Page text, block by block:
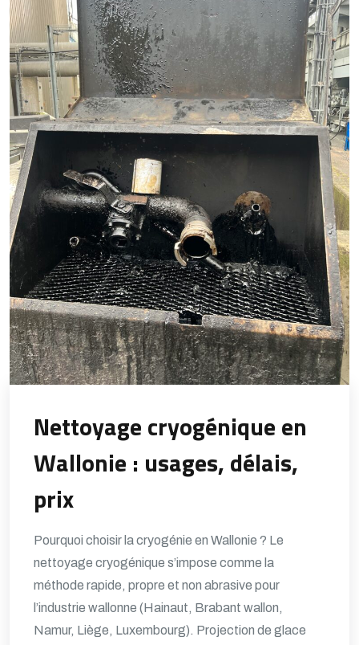
Nettoyage cryogénique en
Wallonie : usages, délais,
prix
Pourquoi choisir la cryogénie en Wallonie ? Le
nettoyage cryogénique s’impose comme la
méthode rapide, propre et non abrasive pour
l’industrie wallonne (Hainaut, Brabant wallon,
Namur, Liège, Luxembourg). Projection de glace